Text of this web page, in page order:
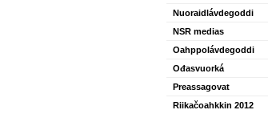
Nuoraidlávdegoddi
NSR medias
Oahppolávdegoddi
Ođasvuorká
Preassagovat
Riikačoahkkin 2012